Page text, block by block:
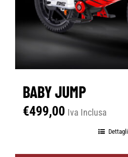
BABY JUMP
€499,00 Iva Inclusa
Dettagli